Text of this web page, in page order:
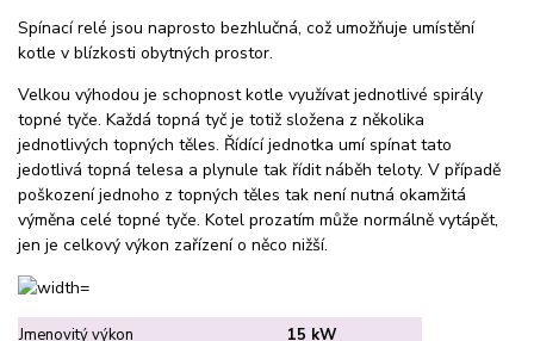
Spínací relé jsou naprosto bezhlučná, což umožňuje umístění
kotle v blízkosti obytných prostor.
Velkou výhodou je schopnost kotle využívat jednotlivé spirály
topné tyče. Každá topná tyč je totiž složena z několika
jednotlivých topných těles. Řídící jednotka umí spínat tato
jedotlivá topná telesa a plynule tak řídit náběh teloty. V případě
poškození jednoho z topných těles tak není nutná okamžitá
výměna celé topné tyče. Kotel prozatím může normálně vytápět,
jen je celkový výkon zařízení o něco nižší.
Jmenovitý výkon 15 kW